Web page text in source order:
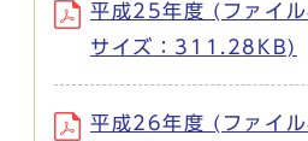
平成25年度 (ファイ
サイズ：311.28KB)
平成26年度 (ファイ